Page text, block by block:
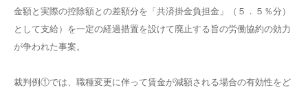
金額と実際の控除額との差額分を「共済掛金負担金」（５．５％分）
として支給）を一定の経過措置を設けて廃止する旨の労働協約の効力
が争われた事案。
裁判例①では、職種変更に伴って賃金が減額される場合の有効性をど